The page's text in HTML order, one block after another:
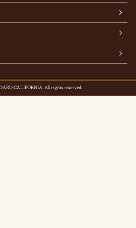
CALIFORNIA. All rights reserved.